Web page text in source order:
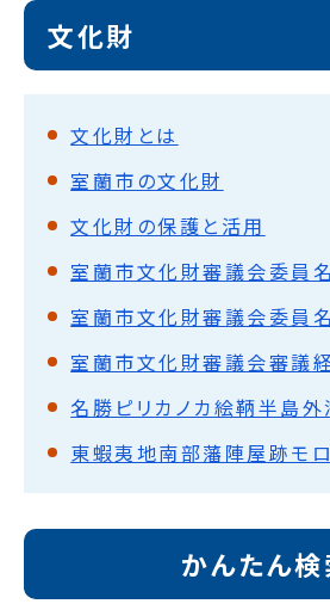
文化財
文化財とは
室蘭市の文化財
文化財の保護と活用
室蘭市文化財審議会委員
室蘭市文化財審議会委員
室蘭市文化財審議会審議
名勝ピリカノカ絵鞆半島外
東蝦夷地南部藩陣屋跡モ
かんたん検